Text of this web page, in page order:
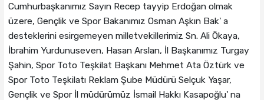
Cumhurbaşkanımız Sayın Recep tayyip Erdoğan olmak
üzere, Gençlik ve Spor Bakanımız Osman Aşkın Bak' a
desteklerini esirgemeyen milletvekillerimiz Sn. Ali Ökaya,
İbrahim Yurdunuseven, Hasan Arslan, İl Başkanımız Turgay
Şahin, Spor Toto Teşkilat Başkanı Mehmet Ata Öztürk ve
Spor Toto Teşkilatı Reklam Şube Müdürü Selçuk Yaşar,
Gençlik ve Spor İl müdürümüz İsmail Hakkı Kasapoğlu' na